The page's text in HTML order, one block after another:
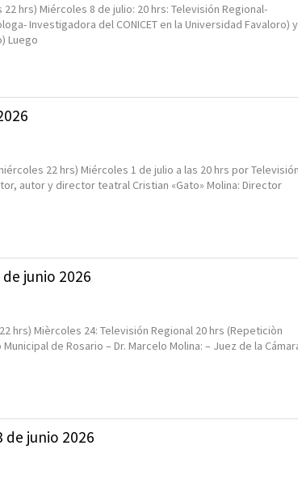
hrs) Miércoles 8 de julio: 20 hrs: Televisión Regional-
Investigadora del CONICET en la Universidad Favaloro) y
Luego
22 hrs) Miércoles 1 de julio a las 20 hrs por
autor y director teatral Cristian «Gato» Molina: Director
junio 2026
hrs) Mièrcoles 24: Televisión Regional 20 hrs (Repeticiòn
de Rosario – Dr. Marcelo Molina: – Juez de la
de junio 2026